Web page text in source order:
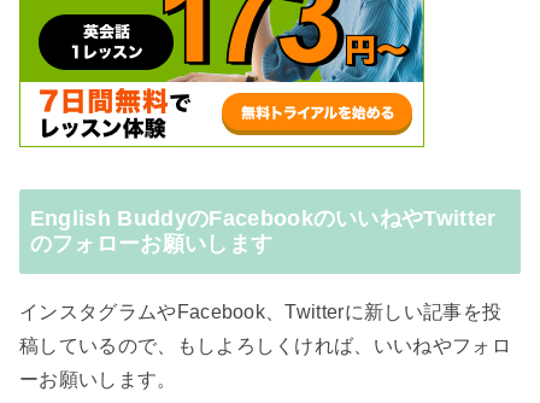
English BuddyのFacebookのいいねやTwitter
のフォローお願いします
インスタグラムやFacebook、Twitterに新しい記事を投
稿しているので、もしよろしくければ、いいねやフォロ
ーお願いします。